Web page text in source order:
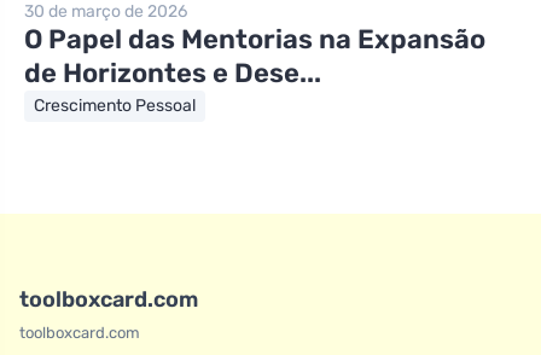
30 de março de 2026
O Papel das Mentorias na Expansão
de Horizontes e Dese...
Crescimento Pessoal
toolboxcard.com
toolboxcard.com